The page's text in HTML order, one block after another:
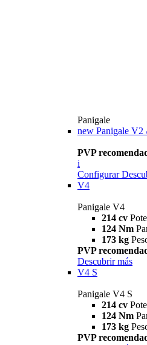
Panigale
new Panigale V2
PVP
i
Configurar
V4
Panigale V4
214 cv
124 Nm
173 kg
PVP
Descubrir más
V4 S
Panigale V4 S
214 cv
124 Nm
173 kg
PVP